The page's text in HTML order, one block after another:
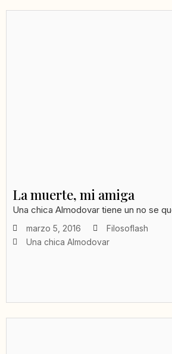
La muerte, mi amiga
Una chica Almodovar tiene un no se
marzo 5, 2016
Filosoflash
Una chica Almodovar